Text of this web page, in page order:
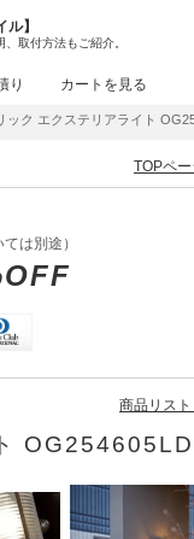
】
取付方法もご紹介。
り カートを見る
エクステリアライト
TOPペー
は別途）
商品リスト
OG254605LD